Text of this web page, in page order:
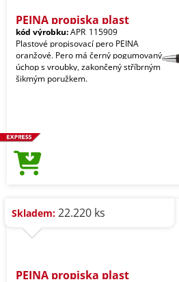
PEINA propiska plast
kód výrobku:APR_115909
Plastové propisovací pero PEINA
oranžové. Pero má černý pogumovaný
úchop s vroubky, zakončený stříbrným
šikmým poružkem.
Skladem: 22.220 ks
PEINA propiska plast